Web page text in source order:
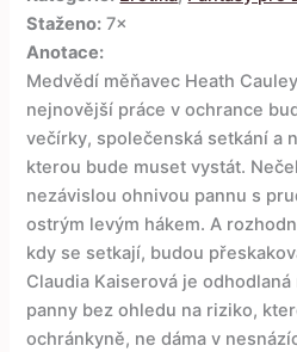
Staženo: 7×
Anotace:
Medvědí měňavec Heath
nejnovější práce v ochrance
večírky, společenská setkání a
kterou bude muset vystát.
nezávislou ohnivou pannu s
ostrým levým hákem. A
kdy se setkají, budou
Claudia Kaiserová je
panny bez ohledu na riziko,
ochránkyně, ne dáma v